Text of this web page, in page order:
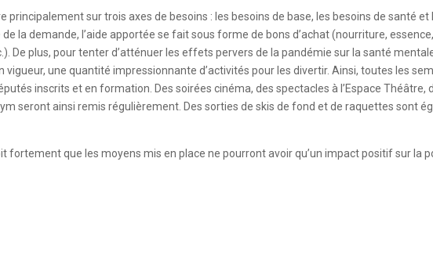
principalement sur trois axes de besoins : les besoins de base, les besoins de santé
la demande, l’aide apportée se fait sous forme de bons d’achat (nourriture,
De plus, pour tenter d’atténuer les effets pervers de la pandémie sur la santé
une quantité impressionnante d’activités pour les divertir. Ainsi, toutes les
inscrits et en formation. Des soirées cinéma, des spectacles à l’Espace
seront ainsi remis régulièrement. Des sorties de skis de fond et de raquettes sont
fortement que les moyens mis en place ne pourront avoir qu’un impact positif sur la